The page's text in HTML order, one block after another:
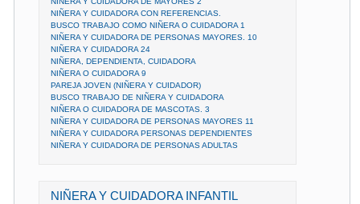
NIÑERA Y CUIDADORA CON REFERENCIAS.
BUSCO TRABAJO COMO NIÑERA O CUIDADORA 1
NIÑERA Y CUIDADORA DE PERSONAS MAYORES. 10
NIÑERA Y CUIDADORA 24
NIÑERA, DEPENDIENTA, CUIDADORA
NIÑERA O CUIDADORA 9
PAREJA JOVEN (NIÑERA Y CUIDADOR)
BUSCO TRABAJO DE NIÑERA Y CUIDADORA
NIÑERA O CUIDADORA DE MASCOTAS. 3
NIÑERA Y CUIDADORA DE PERSONAS MAYORES 11
NIÑERA Y CUIDADORA PERSONAS DEPENDIENTES
NIÑERA Y CUIDADORA DE PERSONAS ADULTAS
NIÑERA Y CUIDADORA INFANTIL